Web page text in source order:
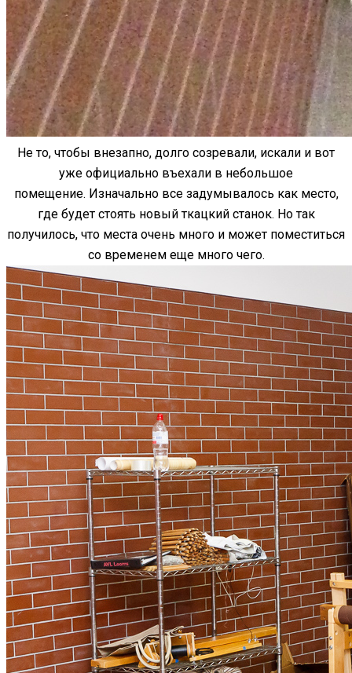
Не то, чтобы внезапно, долго созревали, искали и вот
уже официально въехали в небольшое
помещение. Изначально все задумывалось как место,
где будет стоять новый ткацкий станок. Но так
получилось, что места очень много и может поместиться
со временем еще много чего.